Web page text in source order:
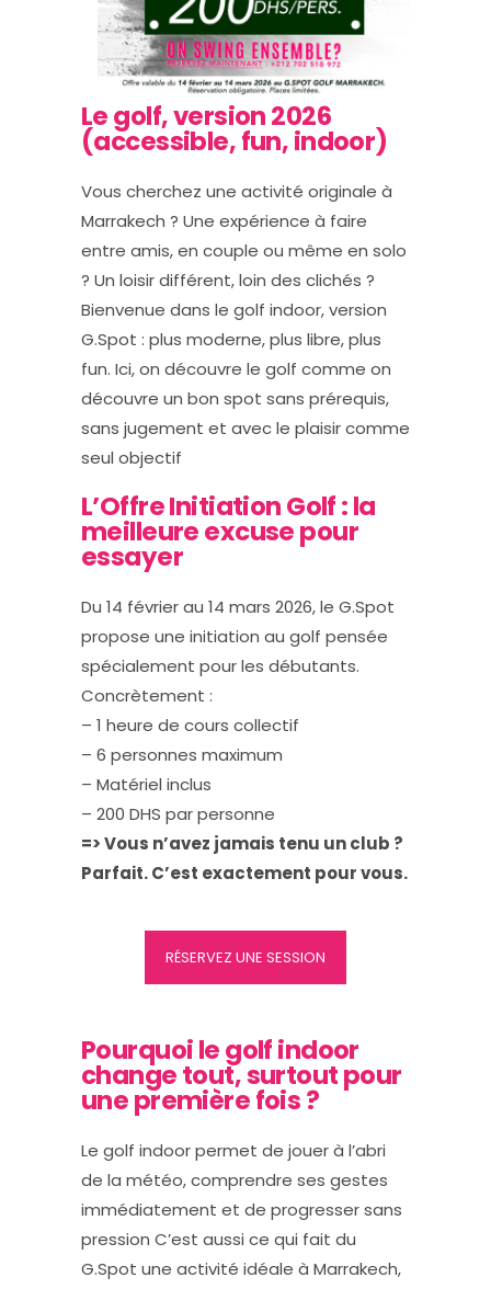
Le golf, version 2026
(accessible, fun, indoor)
Vous cherchez une activité originale à
Marrakech ? Une expérience à faire
entre amis, en couple ou même en solo
? Un loisir différent, loin des clichés ?
Bienvenue dans le golf indoor, version
G.Spot : plus moderne, plus libre, plus
fun. Ici, on découvre le golf comme on
découvre un bon spot sans prérequis,
sans jugement et avec le plaisir comme
seul objectif
L’Offre Initiation Golf : la
meilleure excuse pour
essayer
Du 14 février au 14 mars 2026, le G.Spot
propose une initiation au golf pensée
spécialement pour les débutants.
Concrètement :
– 1 heure de cours collectif
– 6 personnes maximum
– Matériel inclus
– 200 DHS par personne
=> Vous n’avez jamais tenu un club ?
Parfait. C’est exactement pour vous.
RÉSERVEZ UNE SESSION
Pourquoi le golf indoor
change tout, surtout pour
une première fois ?
Le golf indoor permet de jouer à l’abri
de la météo, comprendre ses gestes
immédiatement et de progresser sans
pression C’est aussi ce qui fait du
G.Spot une activité idéale à Marrakech,